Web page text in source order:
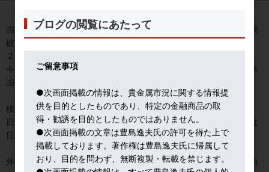
国内債券市場で長期金利がついに節目（レッドライン）の２％を突
破した。
２００６年５月以来のことだ。
今や海外投資家の存在感が増しており、彼らの投機的売買で、日本
国債が揺さぶられる局面が増えそうだ。
積極財政を掲げる高市政権のもとでの財政悪化懸念が強まる中で、
日銀が追加利上げを決めたことが背景要因として指摘される。要は
日本国の信用が問われているわけだ。
外為市場では、日銀が利上げしても円高には振れず、逆に円安傾向
ブログの閲覧にあたって
ご留意事項
●次画面掲載の情報は、貴金属市況に関する情報提
供を目的としたものであり、特定の金融商品の取
得・勧誘を目的としたものではありません。
●次画面掲載の文章は豊島逸夫氏の許可を得た上で
掲載しております。著作権は豊島逸夫氏に帰属して
おり、目的を問わず、無断複製・転載を禁じます。